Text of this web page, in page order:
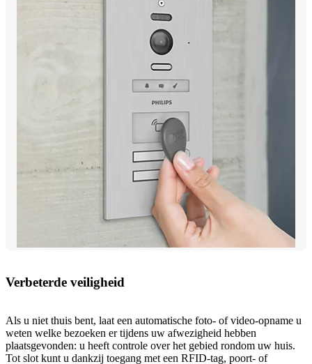
Verbeterde veiligheid
Als u niet thuis bent, laat een automatische foto- of video-opname u
weten welke bezoeken er tijdens uw afwezigheid hebben
plaatsgevonden: u heeft controle over het gebied rondom uw huis.
Tot slot kunt u dankzij toegang met een RFID-tag, poort- of